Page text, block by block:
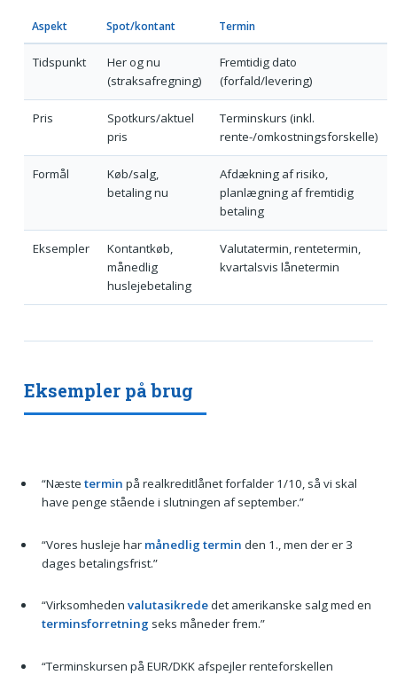
Aspekt Spot/kontant Termin
Tidspunkt
Her og nu
(straksafregning)
Fremtidig dato
(forfald/levering)
Pris
Spotkurs/aktuel
pris
Terminskurs (inkl.
rente-/omkostningsforskelle)
Formål
Køb/salg,
betaling nu
Afdækning af risiko,
planlægning af fremtidig
betaling
Eksempler
Kontantkøb,
månedlig
huslejebetaling
Valutatermin, rentetermin,
kvartalsvis lånetermin
Eksempler på brug
“Næste termin på realkreditlånet forfalder 1/10, så vi skal
have penge stående i slutningen af september.”
“Vores husleje har månedlig termin den 1., men der er 3
dages betalingsfrist.”
“Virksomheden valutasikrededet amerikanske salg med en
terminsforretning seks måneder frem.”
“Terminskursen på EUR/DKK afspejler renteforskellen